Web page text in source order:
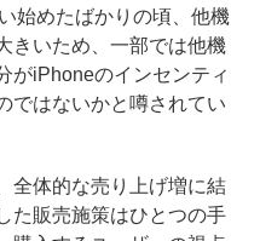
始めたばかりの頃、他機
きいため、一部では他機
がiPhoneのインセンティ
ではないかと噂されてい
全体的な売り上げ増に結
た販売施策はひとつの手